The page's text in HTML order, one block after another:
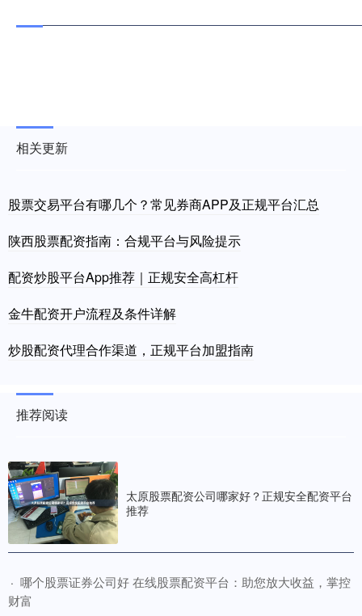
相关更新
股票交易平台有哪几个？常见券商APP及正规平台汇总
陕西股票配资指南：合规平台与风险提示
配资炒股平台App推荐｜正规安全高杠杆
金牛配资开户流程及条件详解
炒股配资代理合作渠道，正规平台加盟指南
推荐阅读
太原股票配资公司哪家好？正规安全配资平台
推荐
· ​哪个股票证券公司好 在线股票配资平台：助您放大收益，掌控
财富